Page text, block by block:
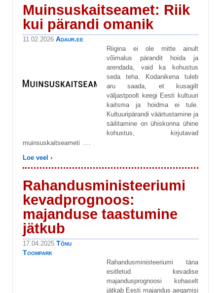
Muinsuskaitseamet: Riik
kui pärandi omanik
11.02.2026 Adaur.ee
Riigina ei ole mitte ainult
võimalus pärandit hoida ja
arendada, vaid ka kohustus
seda teha. Kodanikena tuleb
aru saada, et kusagilt
väljastpoolt keegi Eesti kultuuri
kaitsma ja hoidma ei tule.
Kultuuripärandi väärtustamine ja
säilitamine on ühiskonna ühine
kohustus, kirjutavad
muinsuskaitseameti …
Loe veel ›
Rahandusministeeriumi
kevadprognoos:
majanduse taastumine
jätkub
17.04.2025 Tõnu
Toompark
Rahandusministeeriumi täna
esitletud kevadise
majandusprognoosi kohaselt
jätkab Eesti majandus aegamisi